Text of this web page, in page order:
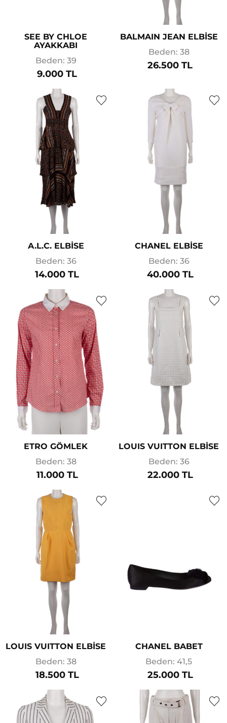
SEE BY CHLOE
AYAKKABI
Beden: 39
9.000 TL
BALMAIN JEAN ELBİSE
Beden: 38
26.500 TL
A.L.C. ELBİSE
Beden: 36
14.000 TL
CHANEL ELBİSE
Beden: 36
40.000 TL
ETRO GÖMLEK
Beden: 38
11.000 TL
LOUIS VUITTON ELBİSE
Beden: 36
22.000 TL
LOUIS VUITTON ELBİSE
Beden: 38
18.500 TL
CHANEL BABET
Beden: 41,5
25.000 TL